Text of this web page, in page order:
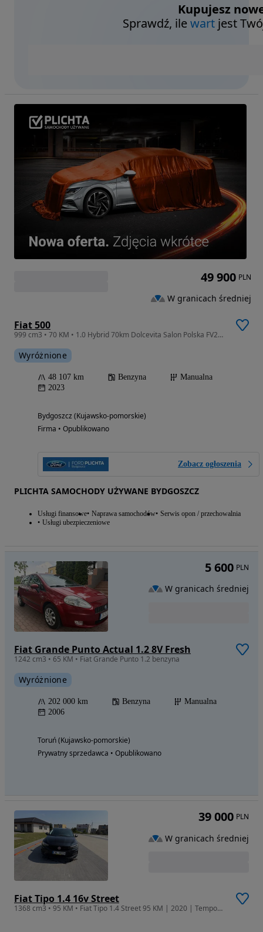
Kupujesz
Sprawdź, ilewart jest
Fiat 500
999 cm3 • 70 KM • 1.0 Hybrid 70km Dolcevita Salon Polska FV23%
Wyróżnione
48 107 km Benzyna
Manualna
2023
Bydgoszcz (Kujawsko-pomorskie)
Firma • Opublikowano
Zobacz ogłoszenia
PLICHTA SAMOCHODY UŻYWANE BYDGOSZCZ
Usługi finansowe Naprawa samochodów Serwis opon / przechowalnia
Usługi ubezpieczeniowe
49 900 PLN
W granicach średniej
Fiat Grande Punto Actual 1.2 8V Fresh
1242 cm3 • 65 KM • Fiat Grande Punto 1.2 benzyna
Wyróżnione
202 000 km Benzyna
Manualna
2006
Toruń (Kujawsko-pomorskie)
Prywatny sprzedawca • Opublikowano
5 600 PLN
W granicach średniej
Fiat Tipo 1.4 16v Street
1368 cm3 • 95 KM • Fiat Tipo 1.4 Street 95 KM | 2020 | Tempomat | Grzane fotele
39 000 PLN
W granicach średniej